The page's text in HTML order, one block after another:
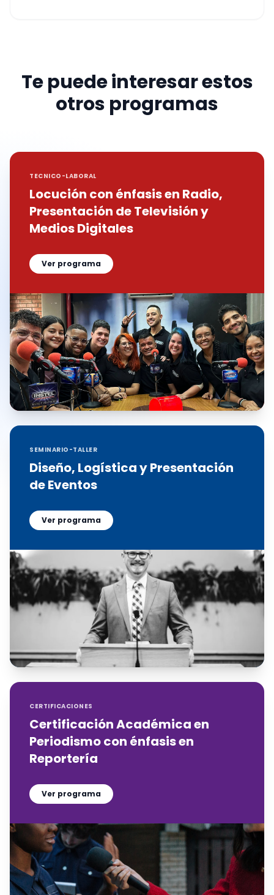
Te puede interesar estos
otros programas
TECNICO-LABORAL
Locución con énfasis en Radio,
Presentación de Televisión y
Medios Digitales
Ver programa
SEMINARIO-TALLER
Diseño, Logística y Presentación
de Eventos
Ver programa
CERTIFICACIONES
Certificación Académica en
Periodismo con énfasis en
Reportería
Ver programa